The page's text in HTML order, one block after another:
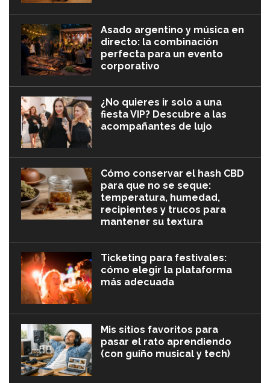
Asado argentino y música en
directo: la combinación
perfecta para un evento
corporativo
¿No quieres ir solo a una
fiesta VIP? Descubre a las
acompañantes de lujo
Cómo conservar el hash CBD
para que no se seque:
temperatura, humedad,
recipientes y trucos para
mantener su textura
Ticketing para festivales:
cómo elegir la plataforma
más adecuada
Mis sitios favoritos para
pasar el rato aprendiendo
(con guiño musical y tech)